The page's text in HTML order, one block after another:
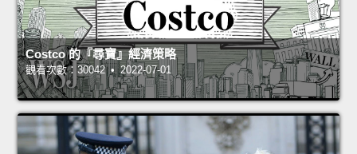
Costco 的『尋寶』經濟策略
觀看次數：30042 • 2022-07-01